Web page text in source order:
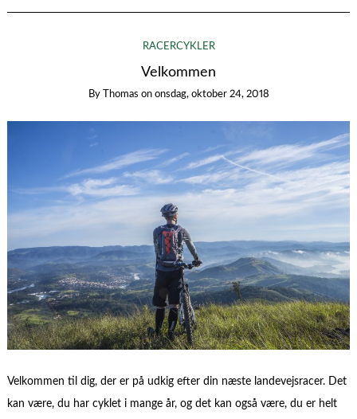
RACERCYKLER
Velkommen
By Thomas on onsdag, oktober 24, 2018
Velkommen til dig, der er på udkig efter din næste landevejsracer. Det
kan være, du har cyklet i mange år, og det kan også være, du er helt